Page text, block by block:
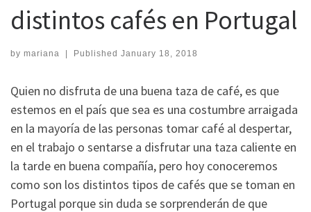
distintos cafés en Portugal
by mariana Published January 18, 2018
Quien no disfruta de una buena taza de café, es que
estemos en el país que sea es una costumbre arraigada
en la mayoría de las personas tomar café al despertar,
en el trabajo o sentarse a disfrutar una taza caliente en
la tarde en buena compañía, pero hoy conoceremos
como son los distintos tipos de cafés que se toman en
Portugal porque sin duda se sorprenderán de que